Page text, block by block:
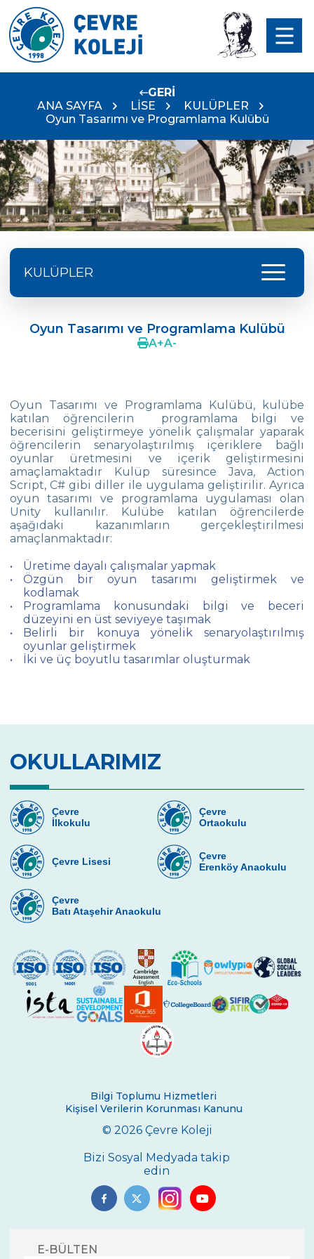
GERİ
ANA SAYFA
LİSE
KULÜPLER
Oyun Tasarımı ve Programlama Kulübü
KULÜPLER menu
Media and Journalism
Tiyatro
Proje Geliştirme
Akıl Oyunları
Satranç
Orkestra
Seramik
Top Sporları
Yüzme
Resim
Robotik
Oyun Tasarımı ve Programlama Kulübü
Oyun Tasarımı ve Programlama Kulübü
A+A-
Oyun Tasarımı ve Programlama Kulübü, kulübe
katılan öğrencilerin programlama bilgi ve
becerisini geliştirmeye yönelik çalışmalar yaparak
öğrencilerin senaryolaştırılmış içeriklere bağlı
oyunlar üretmesini ve içerik geliştirmesini
amaçlamaktadır Kulüp süresince Java, Action
Script, C# gibi diller ile uygulama geliştirilir. Ayrıca
oyun tasarımı ve programlama uygulaması olan
Unity kullanılır. Kulübe katılan öğrencilerde
aşağıdaki kazanımların gerçekleştirilmesi
amaçlanmaktadır:
Üretime dayalı çalışmalar yapmak
Özgün bir oyun tasarımı geliştirmek ve
kodlamak
Programlama konusundaki bilgi ve beceri
düzeyini en üst seviyeye taşımak
Belirli bir konuya yönelik senaryolaştırılmış
oyunlar geliştirmek
İki ve üç boyutlu tasarımlar oluşturmak
OKULLARIMIZ
Çevre
İlkokulu
Çevre
Ortaokulu
Çevre Lisesi
Çevre
Erenköy Anaokulu
Çevre
Batı Ataşehir Anaokulu
Bilgi Toplumu Hizmetleri
Kişisel Verilerin Korunması Kanunu
© 2026 Çevre Koleji
Bizi Sosyal Medyada takip
edin
E-BÜLTEN